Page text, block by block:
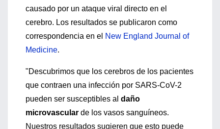
causado por un ataque viral directo en el
cerebro. Los resultados se publicaron como
correspondencia en el New England Journal of
Medicine.
"Descubrimos que los cerebros de los pacientes
que contraen una infección por SARS-CoV-2
pueden ser susceptibles al daño
microvascular de los vasos sanguíneos.
Nuestros resultados sugieren que esto puede